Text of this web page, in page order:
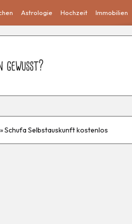
Astrologie Hochzeit Immobilien
»Schufa Selbstauskunft kostenlos